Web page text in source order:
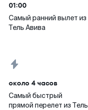
01:00
Самый ранний вылет из
Тель Авива
около 4 часов
Самый быстрый
прямой перелет из Тель